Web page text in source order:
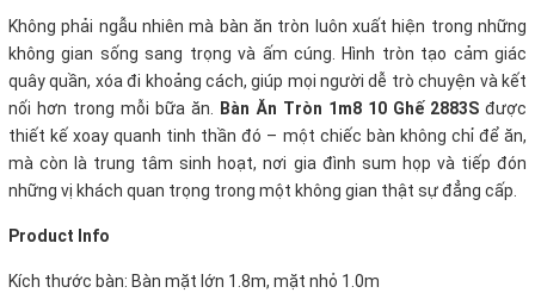
Không phải ngẫu nhiên mà bàn ăn tròn luôn xuất hiện trong những
không gian sống sang trọng và ấm cúng. Hình tròn tạo cảm giác
quây quần, xóa đi khoảng cách, giúp mọi người dễ trò chuyện và kết
nối hơn trong mỗi bữa ăn. Bàn Ăn Tròn 1m8 10 Ghế 2883Sđược
thiết kế xoay quanh tinh thần đó – một chiếc bàn không chỉ để ăn,
mà còn là trung tâm sinh hoạt, nơi gia đình sum họp và tiếp đón
những vị khách quan trọng trong một không gian thật sự đẳng cấp.
Product Info
Kích thước bàn: Bàn mặt lớn 1.8m, mặt nhỏ 1.0m